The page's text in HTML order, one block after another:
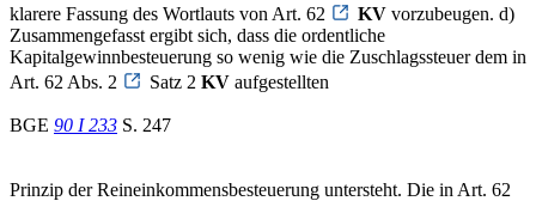
klarere Fassung des Wortlauts von Art. 62
KV vorzubeugen. d)
Zusammengefasst ergibt sich, dass die ordentliche
Kapitalgewinnbesteuerung so wenig wie die Zuschlagssteuer dem in
Art. 62 Abs. 2
Satz 2 KV aufgestellten
BGE 90 I 233 S. 247
Prinzip der Reineinkommensbesteuerung untersteht. Die in Art. 62